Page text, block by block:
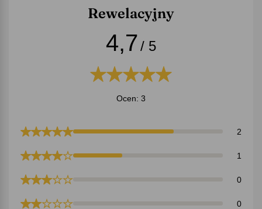
Rewelacyjny
4,7/ 5
Ocen: 3
2
1
0
0